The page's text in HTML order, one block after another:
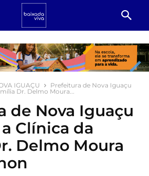
IGUAÇU
Prefeitura de Nova Iguaçu
Dr. Delmo Moura...
de Nova Iguaçu
Clínica da
Delmo Moura